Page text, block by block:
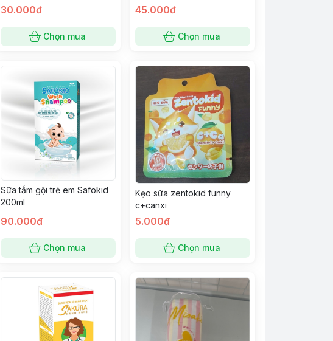
30.000đ
Chọn mua
45.000đ
Chọn mua
Sữa tắm gội trẻ em Safokid
200ml
90.000đ
Chọn mua
Kẹo sữa zentokid funny
c+canxi
5.000đ
Chọn mua